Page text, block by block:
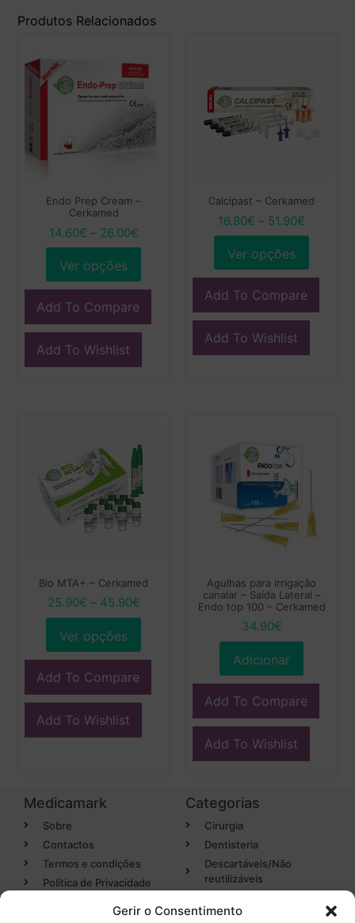
Gerir o Consentimento
Produtos Relacionados
Endo Prep Cream –
Cerkamed
14.60€ – 26.00€
Ver opções
Add To Compare
Add To Wishlist
Calcipast – Cerkamed
16.80€ – 51.90€
Ver opções
Add To Compare
Add To Wishlist
Bio MTA+ – Cerkamed
25.90€ – 45.90€
Ver opções
Add To Compare
Add To Wishlist
Agulhas para irrigação
canalar – Saída Lateral –
Endo top 100 – Cerkamed
34.90€
Adicionar
Add To Compare
Add To Wishlist
Medicamark
Sobre
Contactos
Termos e condições
Política de Privacidade
Categorias
Cirurgia
Dentisteria
Descartáveis/Não
reutilizáveis
Desinfectantes